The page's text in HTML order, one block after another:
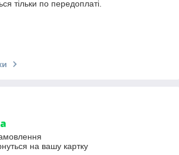
тільки по передоплаті.
на вашу картку